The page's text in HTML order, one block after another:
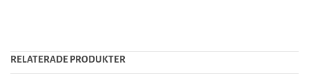
RELATERADE PRODUKTER